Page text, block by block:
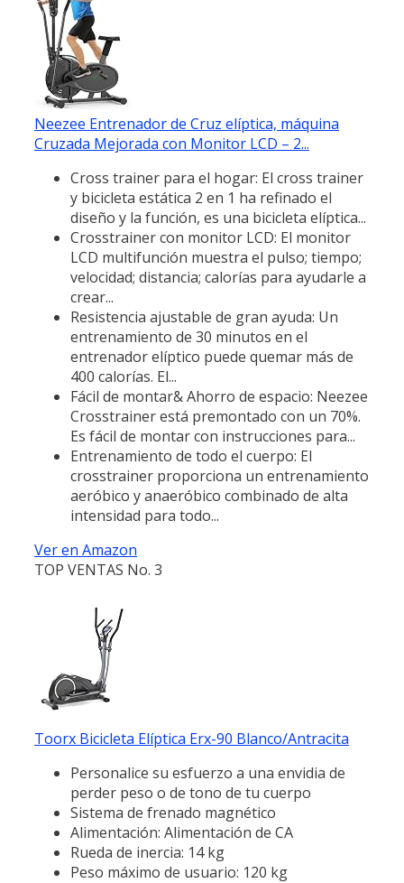
Neezee Entrenador de Cruz elíptica, máquina
Cruzada Mejorada con Monitor LCD – 2...
Cross trainer para el hogar: El cross trainer
y bicicleta estática 2 en 1 ha refinado el
diseño y la función, es una bicicleta elíptica...
Crosstrainer con monitor LCD: El monitor
LCD multifunción muestra el pulso; tiempo;
velocidad; distancia; calorías para ayudarle a
crear...
Resistencia ajustable de gran ayuda: Un
entrenamiento de 30 minutos en el
entrenador elíptico puede quemar más de
400 calorías. El...
Fácil de montar& Ahorro de espacio: Neezee
Crosstrainer está premontado con un 70%.
Es fácil de montar con instrucciones para...
Entrenamiento de todo el cuerpo: El
crosstrainer proporciona un entrenamiento
aeróbico y anaeróbico combinado de alta
intensidad para todo...
Ver en Amazon
TOP VENTAS No. 3
Toorx Bicicleta Elíptica Erx-90 Blanco/Antracita
Personalice su esfuerzo a una envidia de
perder peso o de tono de tu cuerpo
Sistema de frenado magnético
Alimentación: Alimentación de CA
Rueda de inercia: 14 kg
Peso máximo de usuario: 120 kg